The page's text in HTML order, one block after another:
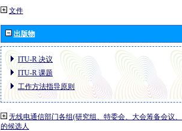
文件
出版物
ITU-R 决议
ITU-R 课题
工作方法指导原则
无线电通信部门各组(研究组、特委会、大会筹备会议
的候选人